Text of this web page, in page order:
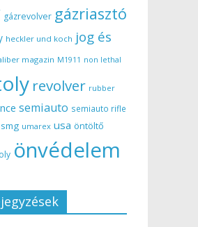
gázrevolver gázriasztó
heckler und koch jog és
magazin M1911 non lethal
revolver rubber
semiauto semiauto rifle
smg umarex usa öntöltő
önvédelem